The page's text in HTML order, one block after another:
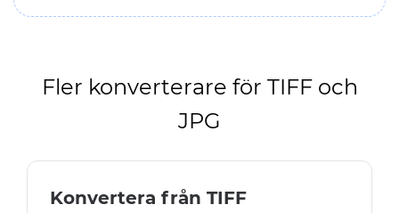
Fler konverterare för TIFF och
JPG
Konvertera från TIFF